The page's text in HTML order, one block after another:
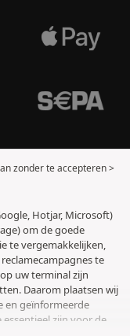
zonder te accepteren >
Hotjar, Microsoft)
om de goede
te vergemakkelijken,
te
uw terminal zijn
Daarom plaatsen wij
en geïnformeerde
zijn voor de